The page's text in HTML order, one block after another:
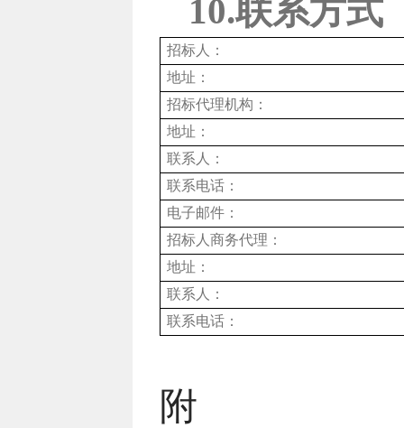
10.联系方式
招标人：
地址：
招标代理机构：
地址：
联系人：
联系电话：
电子邮件：
招标人商务代理：
地址：
联系人：
联系电话：
附